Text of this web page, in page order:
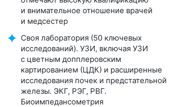
и внимательное отношение врачей
и медсестер
Своя лаборатория (50 ключевых
исследований). УЗИ, включая УЗИ
с цветным допплеровским
картированием (ЦДК) и расширенные
исследования почек и предстательной
железы. ЭКГ, РЭГ, РВГ.
Биоимпедансометрия